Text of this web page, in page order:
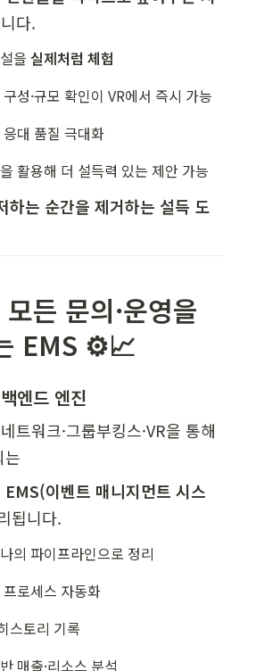
다.
설을 실제처럼 체험
성·규모 확인이 VR에서 즉시 가능
응대 품질 극대화
활용해 더 설득력 있는 제안 가능
하는 순간을 제거하는 설득 도
든 문의·운영을
EMS ⚙️📈
엔드 엔진
트워크·그룹부킹스·VR을 통해
는
EMS(이벤트 매니지먼트 시스
됩니다.
의 파이프라인으로 정리
프로세스 자동화
스토리 기록
매출·리소스 분석